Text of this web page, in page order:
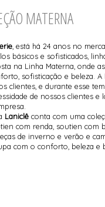
MATERNA
, está há 24 anos no
básicos e sofisticados,
na Linha Materna , onde
sofisticação e beleza. A
clientes, e durante esse
de nossos clientes e
Laniclêconta com uma
com renda, soutien com
de inverno e verão e
com o conforto, beleza e